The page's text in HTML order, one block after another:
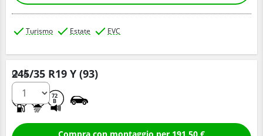
Turismo Estate EVC
245/35 R19 Y (93)
72
B
Q.tà